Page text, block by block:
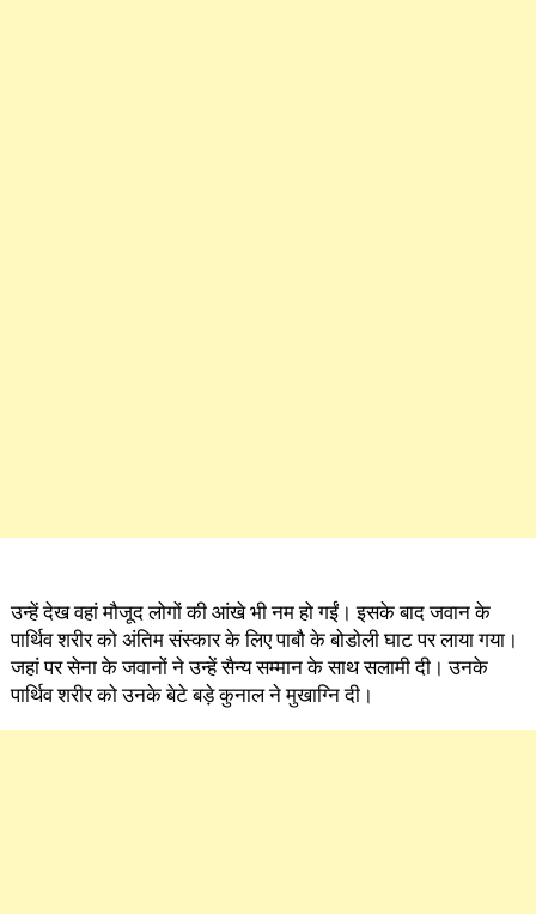
उन्हें देख वहां मौजूद लोगों की आंखे भी नम हो गईं। इसके बाद जवान के
पार्थिव शरीर को अंतिम संस्कार के लिए पाबौ के बोडोली घाट पर लाया गया।
जहां पर सेना के जवानों ने उन्हें सैन्य सम्मान के साथ सलामी दी। उनके
पार्थिव शरीर को उनके बेटे बड़े कुनाल ने मुखाग्नि दी।